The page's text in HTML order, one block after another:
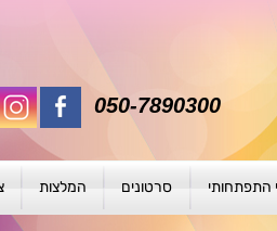
050-7890300
התפתחותי סרטונים המלצות